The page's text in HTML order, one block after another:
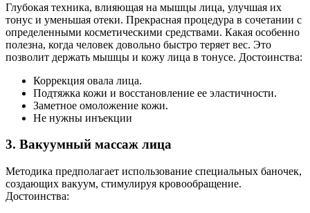
Глубокая техника, влияющая на мышцы лица, улучшая их
тонус и уменьшая отеки. Прекрасная процедура в сочетании с
определенными косметическими средствами. Какая особенно
полезна, когда человек довольно быстро теряет вес. Это
позволит держать мышцы и кожу лица в тонусе. Достоинства:
Коррекция овала лица.
Подтяжка кожи и восстановление ее эластичности.
Заметное омоложение кожи.
Не нужны инъекции
3. Вакуумный массаж лица
Методика предполагает использование специальных баночек,
создающих вакуум, стимулируя кровообращение.
Достоинства: